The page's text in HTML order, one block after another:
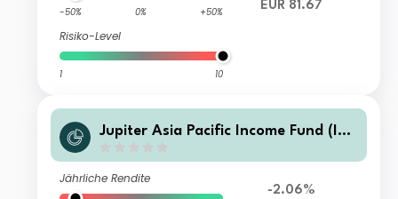
-50% 0% +50%
Risiko-Level
1 10
EUR 81.67
Jupiter Asia Pacific Income Fund (IR
Jährliche Rendite
-2.06%